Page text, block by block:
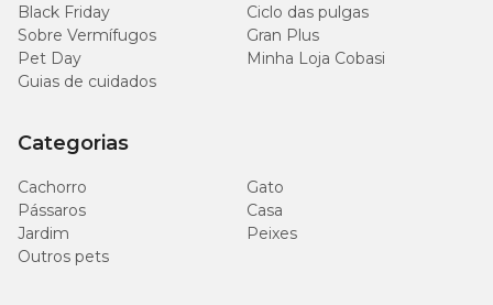
Black Friday
Ciclo das pulgas
Sobre Vermífugos
Gran Plus
Pet Day
Minha Loja Cobasi
Guias de cuidados
Categorias
Cachorro
Gato
Pássaros
Casa
Jardim
Peixes
Outros pets